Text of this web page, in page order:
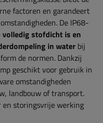
factoren en garandeert
De IP68-
volledig stofdicht is en
in water bij
de normen. Dankzij
geschikt voor gebruik in
omstandigheden
landbouw of transport.
en storingsvrije werking